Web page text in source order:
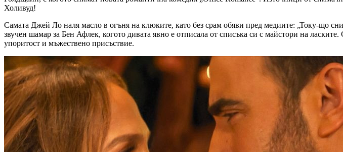
Холивуд!
Самата Джей Ло наля масло в огъня на клюките, като без срам обяви пред медиите: „Току-що
звучен шамар за Бен Афлек, когото дивата явно е отписала от списъка си с майстори на
упоритост и мъжествено присъствие.